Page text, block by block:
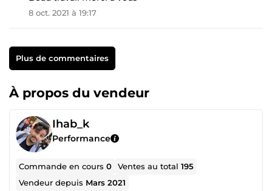
8 oct. 2021 à 19:17
Plus de commentaires
À propos du vendeur
Ihab_k
Performance
Commande en cours0 Ventes au total195
Vendeur depuis Mars 2021